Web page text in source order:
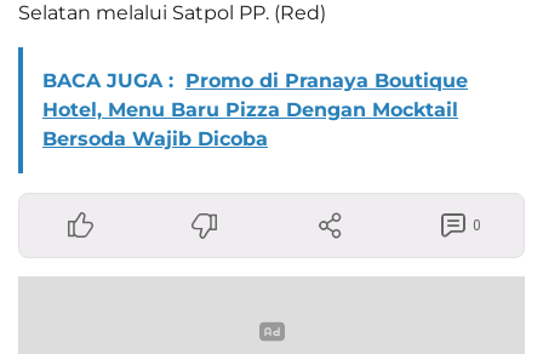
Selatan melalui Satpol PP. (Red)
BACA JUGA : Promo di Pranaya Boutique
Hotel, Menu Baru Pizza Dengan Mocktail
Bersoda Wajib Dicoba
0